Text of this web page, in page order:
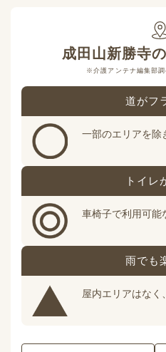
成田山新勝寺
※介護アンテナ編集部
道がフ
一部のエリアを除
トイレ
車椅子で利用可能
雨でも
屋内エリアはなく